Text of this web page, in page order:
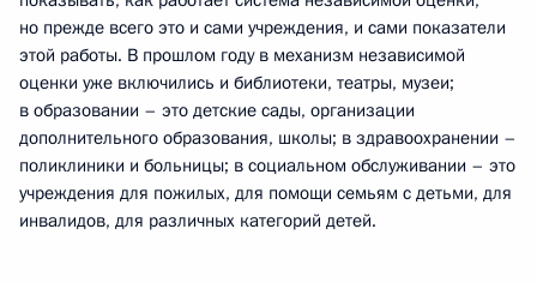
но прежде всего это и сами учреждения, и сами показатели
этой работы. В прошлом году в механизм независимой
оценки уже включились и библиотеки, театры, музеи;
в образовании – это детские сады, организации
дополнительного образования, школы; в здравоохранении –
поликлиники и больницы; в социальном обслуживании – это
учреждения для пожилых, для помощи семьям с детьми, для
инвалидов, для различных категорий детей.